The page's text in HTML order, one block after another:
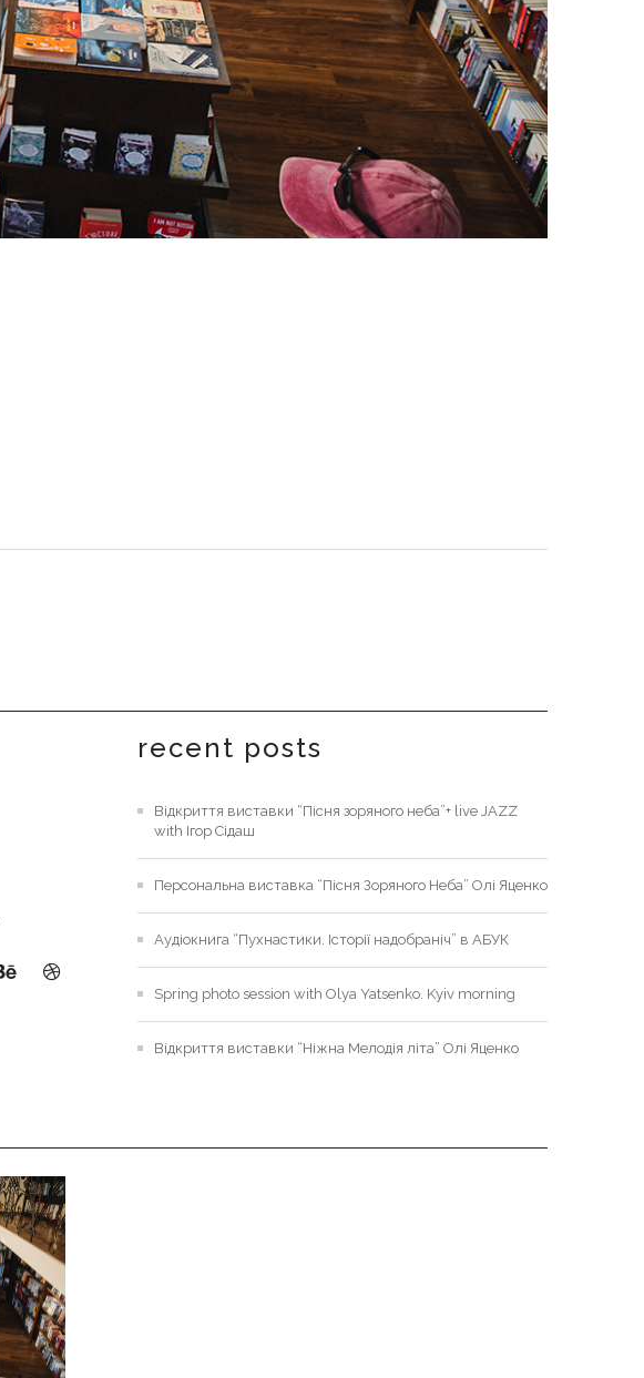
recent posts
Відкриття виставки “Пісня зоряного неба”+ live JAZZ
with Ігор Сідаш
Персональна виставка “Пісня Зоряного Неба” Олі Яценко
Аудіокнига “Пухнастики. Історії надобраніч” в АБУК
Spring photo session with Olya Yatsenko. Kyiv morning
Відкриття виставки “Ніжна Мелодія літа” Олі Яценко